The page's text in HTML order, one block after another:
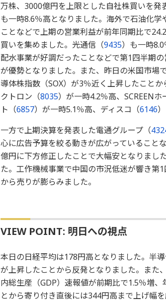
万株、3000億円を上限とした自社株買いを
も一時8.6％高となりました。海外で石油化
ことなどで上期の営業利益が前年同期比で
買いを集めました。光通信（9435）も一時
配水事業が好調だったことなどで第1四半期
が優勢となりました。また、昨日の米国市場
導体株指数（SOX）が3％近く上昇したこと
クトロン（8035）が一時4.2％高、SCREEN
ト（6857）が一時5.1％高、ディスコ（6146
一方で上期決算を発表した電通グループ（
心に広告予算を絞る動きが広がっていること
億円に下方修正したことで大幅安となりまし
た。工作機械事業で中国の市況低迷が響き第
から売りが膨らみました。
VIEW POINT: 明日への視点
本日の日経平均は178円高となりました。半
が上昇したことから反発となりました。また
内総生産（GDP）速報値が前期比で1.5％増
とから寄り付き直後には344円高まで上げ幅